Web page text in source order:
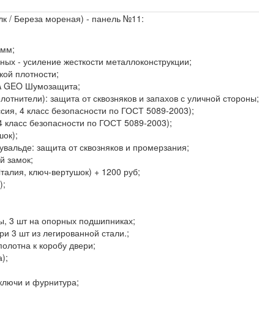
/ Береза мореная) - панель №11:
- усиление жесткости металлоконструкции;
плотности;
GEO Шумозащита;
защита от сквозняков и запахов с уличной стороны;
4 класс безопасности по ГОСТ 5089-2003);
безопасности по ГОСТ 5089-2003);
защита от сквозняков и промерзания;
замок;
ключ-вертушок) + 1200 руб;
3 шт на опорных подшипниках;
3 шт из легированной стали.;
к коробу двери;
и фурнитура;